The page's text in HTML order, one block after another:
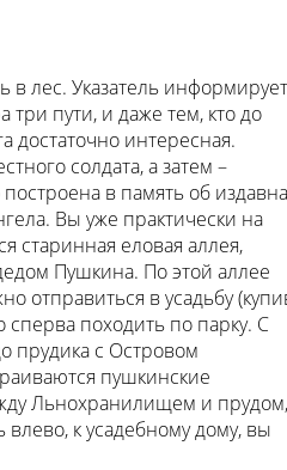
лес. Указатель
три пути, и даже тем, кто до
достаточно интересная.
солдата, а затем –
в память об издавна
Вы уже практически на
старинная еловая аллея,
Пушкина. По этой аллее
отправиться в усадьбу
сперва походить по парку. С
прудика с Островом
пушкинские
Льнохранилищем и прудом,
к усадебному дому, вы